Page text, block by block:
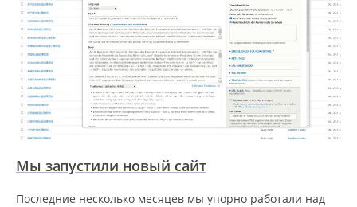
Мы запустили новый сайт
Последние несколько месяцев мы упорно работали над